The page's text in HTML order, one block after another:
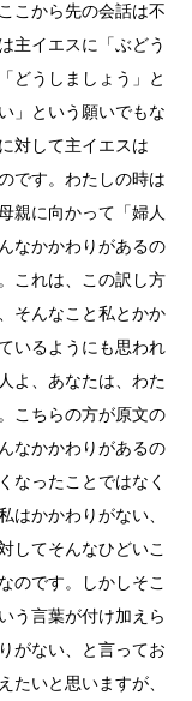
こから先の会話は不
主イエスに「ぶどう
どうしましょう」と
」という願いでもな
対して主イエスは
です。わたしの時は
親に向かって「婦人
なかかわりがあるの
これは、この訳し方
そんなこと私とかか
いるようにも思われ
よ、あなたは、わた
こちらの方が原文の
なかかわりがあるの
なったことではなく
はかかわりがない、
してそんなひどいこ
のです。しかしそこ
う言葉が付け加えら
がない、と言ってお
たいと思いますが、